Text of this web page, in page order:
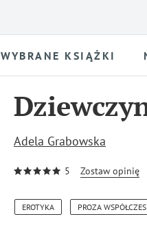
WYBRANE KSIĄŻKI
Adela Grabowska
5 Zostaw opinię
EROTYKA PROZA